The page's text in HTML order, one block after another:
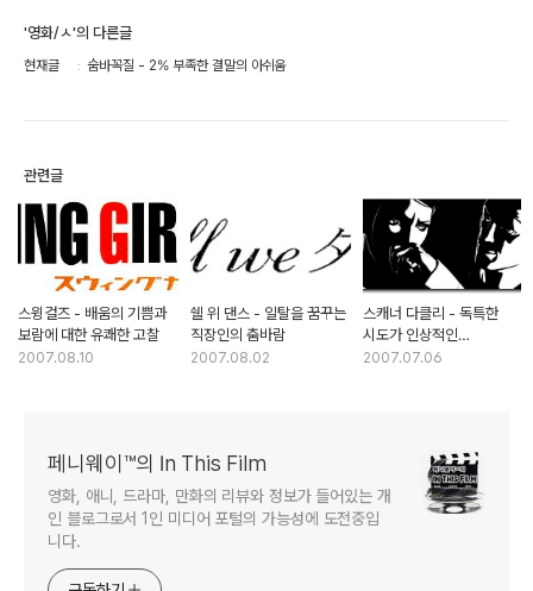
'영화/ㅅ'의 다른글
현재글 숨바꼭질 - 2% 부족한 결말의 아쉬움
관련글
스윙걸즈 - 배움의 기쁨과
보람에 대한 유쾌한 고찰
2007.08.10
쉘 위 댄스 - 일탈을 꿈꾸는
직장인의 춤바람
2007.08.02
스캐너 다클리 - 독특한
시도가 인상적인
로토스코핑 애니메이션
2007.07.06
페니웨이™의 In This Film
영화, 애니, 드라마, 만화의 리뷰와 정보가 들어있는 개
인 블로그로서 1인 미디어 포털의 가능성에 도전중입
니다.